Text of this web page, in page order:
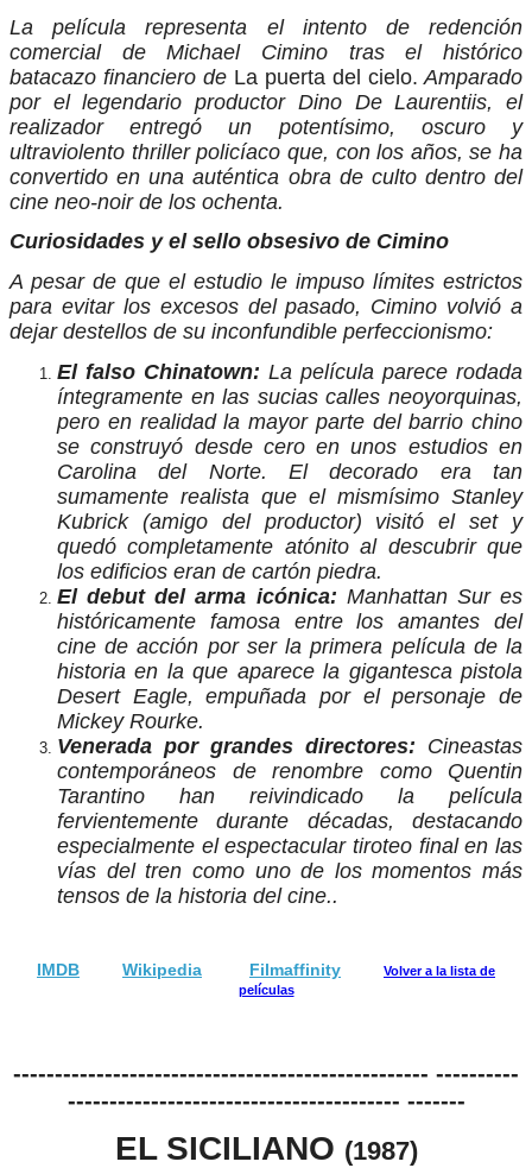
La película representa el intento de redención
comercial de Michael Cimino tras el histórico
batacazo financiero de La puerta del cielo. Amparado
por el legendario productor Dino De Laurentiis, el
realizador entregó un potentísimo, oscuro y
ultraviolento thriller policíaco que, con los años, se ha
convertido en una auténtica obra de culto dentro del
cine neo-noir de los ochenta.
Curiosidades y el sello obsesivo de Cimino
A pesar de que el estudio le impuso límites estrictos
para evitar los excesos del pasado, Cimino volvió a
dejar destellos de su inconfundible perfeccionismo:
El falso Chinatown: La película parece rodada
íntegramente en las sucias calles neoyorquinas,
pero en realidad la mayor parte del barrio chino
se construyó desde cero en unos estudios en
Carolina del Norte. El decorado era tan
sumamente realista que el mismísimo Stanley
Kubrick (amigo del productor) visitó el set y
quedó completamente atónito al descubrir que
los edificios eran de cartón piedra.
El debut del arma icónica: Manhattan Sur es
históricamente famosa entre los amantes del
cine de acción por ser la primera película de la
historia en la que aparece la gigantesca pistola
Desert Eagle, empuñada por el personaje de
Mickey Rourke.
Venerada por grandes directores: Cineastas
contemporáneos de renombre como Quentin
Tarantino han reivindicado la película
fervientemente durante décadas, destacando
especialmente el espectacular tiroteo final en las
vías del tren como uno de los momentos más
tensos de la historia del cine..
IMDB Wikipedia Filmaffinity
Volver a la lista de
películas
-------------------------------------------------- ----------
---------------------------------------- -------
EL SICILIANO (1987)